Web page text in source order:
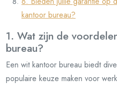
kantoor bureau?
1. Wat zijn de
bureau?
Een wit kantoor bureau biedt
populaire keuze maken voor